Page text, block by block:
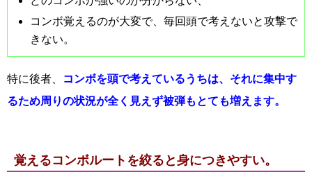
コンボ覚えるのが大変で、毎回頭で考えないと攻撃で
きない。
特に後者、
コンボを頭で考えているうちは、それに集中す
るため周りの状況が全く見えず被弾もとても増えます。
覚えるコンボルートを絞ると身につきやすい。